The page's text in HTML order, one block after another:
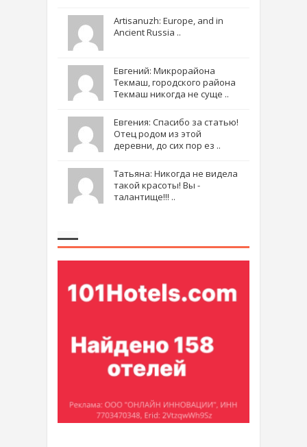
Artisanuzh: Europe, and in
Ancient Russia ..
Евгений: Микрорайона
Текмаш, городского района
Текмаш никогда не суще ..
Евгения: Спасибо за статью!
Отец родом из этой
деревни, до сих пор ез ..
Татьяна: Никогда не видела
такой красоты! Вы -
талантище!!! ..